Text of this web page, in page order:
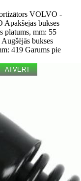
VOLVO -
Apakšējas bukses
platums, mm: 55
Augšējās bukses
419 Garums pie
ATVERT